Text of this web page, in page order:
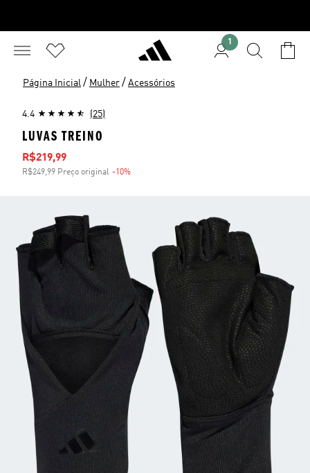
1
Página Inicial / Mulher / Acessórios
4.4 (25)
LUVAS TREINO
Preço com desconto
R$219,99
R$249,99 Preço original -10%